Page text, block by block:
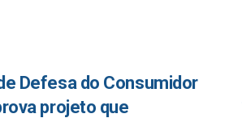
Defesa do Consumidor
projeto que